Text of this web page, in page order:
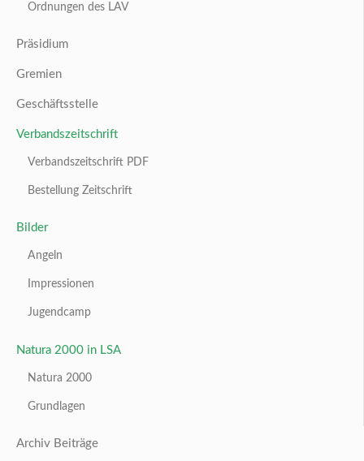
Ordnungen des LAV
Präsidium
Gremien
Geschäftsstelle
Verbandszeitschrift
Verbandszeitschrift PDF
Bestellung Zeitschrift
Bilder
Angeln
Impressionen
Jugendcamp
Natura 2000 in LSA
Natura 2000
Grundlagen
Archiv Beiträge